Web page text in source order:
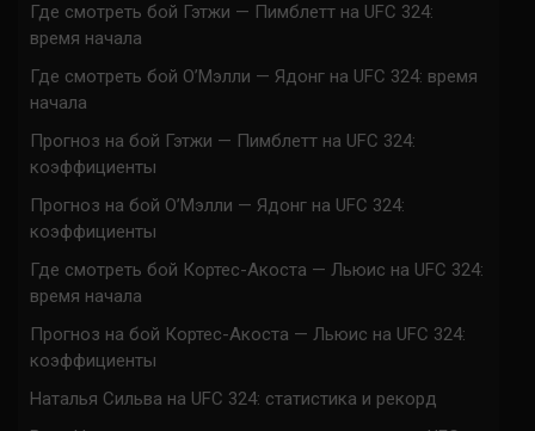
Где смотреть бой Гэтжи — Пимблетт на UFC 324:
время начала
Где смотреть бой О’Мэлли — Ядонг на UFC 324: время
начала
Прогноз на бой Гэтжи — Пимблетт на UFC 324:
коэффициенты
Прогноз на бой О’Мэлли — Ядонг на UFC 324:
коэффициенты
Где смотреть бой Кортес-Акоста — Льюис на UFC 324:
время начала
Прогноз на бой Кортес-Акоста — Льюис на UFC 324:
коэффициенты
Наталья Сильва на UFC 324: статистика и рекорд